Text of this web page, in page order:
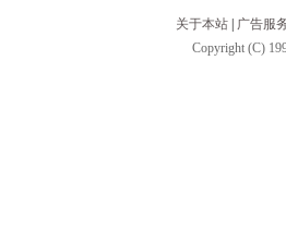
关于本站
广告服
Copyright (C)